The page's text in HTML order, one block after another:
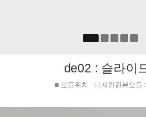
de02 : 슬라이
■ 모듈위치 : 디자인원본모듈